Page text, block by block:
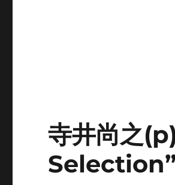
寺井尚之